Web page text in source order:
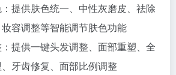
提供肤色统一、中性灰磨皮、祛除
容调整等智能调节肤色功能
提供一键头发调整、面部重塑、全
牙齿修复、面部比例调整